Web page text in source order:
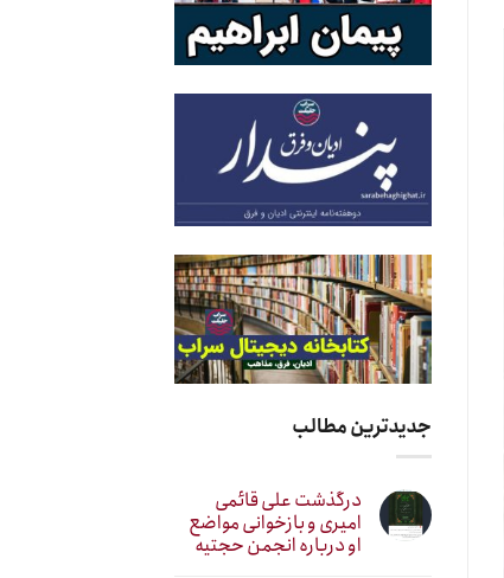
جدیدترین مطالب
درگذشت علی قائمی
امیری و بازخوانی مواضع
او درباره انجمن حجتیه